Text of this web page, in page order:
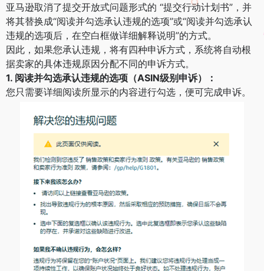
亚马逊取消了提交开放式问题形式的 “提交行动计划书”，并
将其替换成“阅读并勾选承认违规的选项”或“阅读并勾选承认
违规的选项后，在空白框做详细解释说明”的方式。
因此，如果您承认违规，将有四种申诉方式，系统将自动根
据卖家的具体违规原因分配不同的申诉方式。
1. 阅读并勾选承认违规的选项（ASIN级别申诉）：
您只需要详细阅读所显示的内容进行勾选，便可完成申诉。